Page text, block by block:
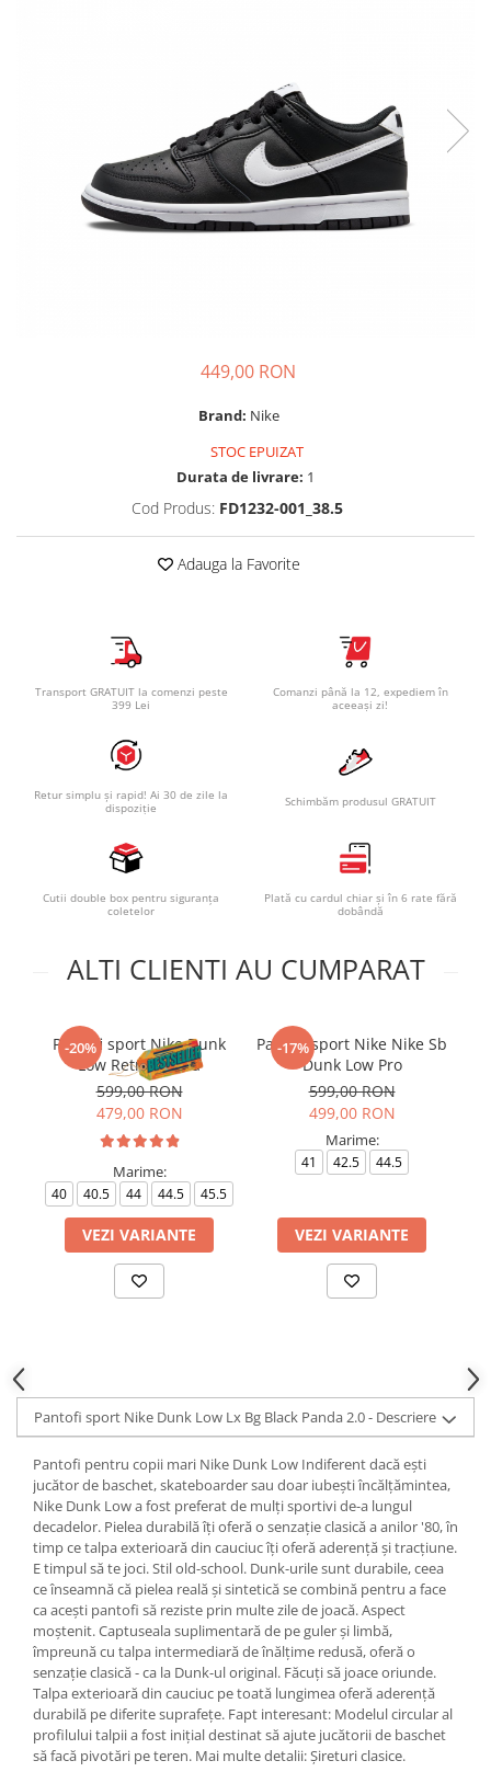
Ingrijire incaltaminte
449,00 RON
Brand: Nike
STOC EPUIZAT
Durata de livrare: 1
Cod Produs: FD1232-001_38.5
Adauga la Favorite
Transport GRATUIT la comenzi peste
399 Lei
Comanzi până la 12, expediem în
aceeași zi!
Retur simplu și rapid! Ai 30 de zile la
dispoziție
Schimbăm produsul GRATUIT
Cutii double box pentru siguranța
coletelor
Plată cu cardul chiar și în 6 rate fără
dobândă
ALTI CLIENTI AU CUMPARAT
-20%
Pantofi sport Nike Dunk
Low Retro Panda
599,00 RON
479,00 RON
Marime:
40 40.5 44 44.5 45.5
VEZI VARIANTE
-17%
Pantofi sport Nike Nike Sb
Dunk Low Pro
599,00 RON
499,00 RON
Marime:
41 42.5 44.5
VEZI VARIANTE
Pantofi sport Nike Dunk Low Lx Bg Black Panda 2.0 - Descriere
Pantofi pentru copii mari Nike Dunk Low Indiferent dacă ești
jucător de baschet, skateboarder sau doar iubești încălțămintea,
Nike Dunk Low a fost preferat de mulți sportivi de-a lungul
decadelor. Pielea durabilă îți oferă o senzație clasică a anilor '80, în
timp ce talpa exterioară din cauciuc îți oferă aderență și tracțiune.
E timpul să te joci. Stil old-school. Dunk-urile sunt durabile, ceea
ce înseamnă că pielea reală și sintetică se combină pentru a face
ca acești pantofi să reziste prin multe zile de joacă. Aspect
moștenit. Captuseala suplimentară de pe guler și limbă,
împreună cu talpa intermediară de înălțime redusă, oferă o
senzație clasică - ca la Dunk-ul original. Făcuți să joace oriunde.
Talpa exterioară din cauciuc pe toată lungimea oferă aderență
durabilă pe diferite suprafețe. Fapt interesant: Modelul circular al
profilului talpii a fost inițial destinat să ajute jucătorii de baschet
să facă pivotări pe teren. Mai multe detalii: Șireturi clasice.